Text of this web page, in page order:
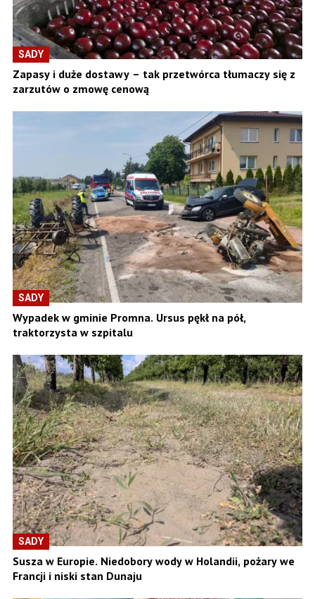
SADY
Zapasy i duże dostawy – tak przetwórca tłumaczy się z
zarzutów o zmowę cenową
SADY
Wypadek w gminie Promna. Ursus pękł na pół,
traktorzysta w szpitalu
SADY
Susza w Europie. Niedobory wody w Holandii, pożary we
Francji i niski stan Dunaju